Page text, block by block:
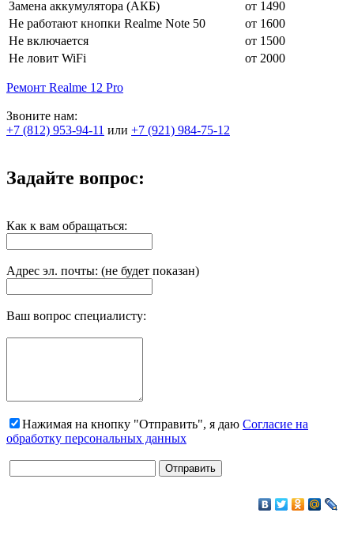
Замена аккумулятора (АКБ)
от 1490
Не работают кнопки Realme Note 50
от 1600
Не включается
от 1500
Не ловит WiFi
от 2000
Ремонт Realme 12 Pro
Звоните нам:
+7 (812) 953-94-11 или +7 (921) 984-75-12
Задайте вопрос:
Как к вам обращаться:
Адрес эл. почты: (не будет показан)
Ваш вопрос специалисту:
Нажимая на кнопку "Отправить", я даю Согласие на
обработку персональных данных